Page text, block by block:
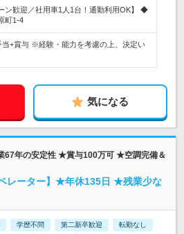
ン歓迎／社用車1人1台！通勤利用OK】 ◆
町1-4
当+賞与 ※経験・能力を考慮の上、決定い
気になる
67年の安定性 ★賞与100万可 ★空調完備＆
レーター】★年休135日 ★残業少な
学歴不問 第二新卒歓迎 転勤なし